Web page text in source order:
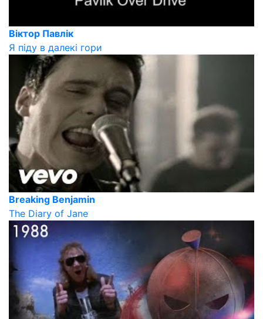
Віктор Павлік
Я піду в далекі гори
Breaking Benjamin
The Diary of Jane